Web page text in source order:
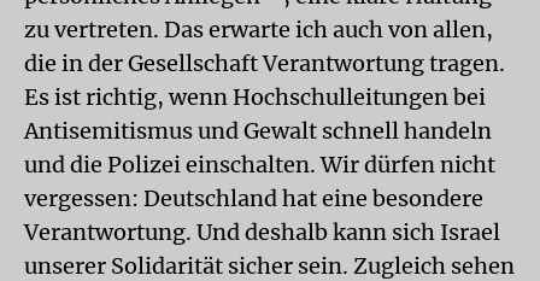
zu vertreten. Das erwarte ich auch von allen,
die in der Gesellschaft Verantwortung tragen.
Es ist richtig, wenn Hochschulleitungen bei
Antisemitismus und Gewalt schnell handeln
und die Polizei einschalten. Wir dürfen nicht
vergessen: Deutschland hat eine besondere
Verantwortung. Und deshalb kann sich Israel
unserer Solidarität sicher sein. Zugleich sehen